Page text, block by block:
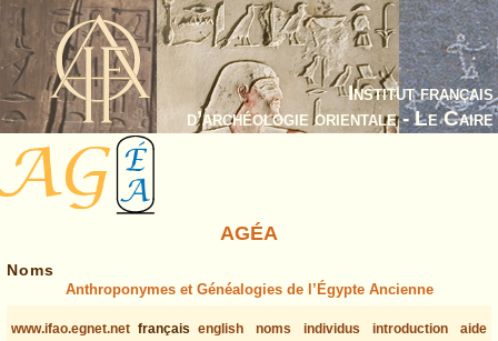
Institut français
d’archéologie orientale - Le Caire
AGÉA
Noms
Anthroponymes et Généalogies de l’Égypte Ancienne
www.ifao.egnet.net français english noms individus introduction
aide